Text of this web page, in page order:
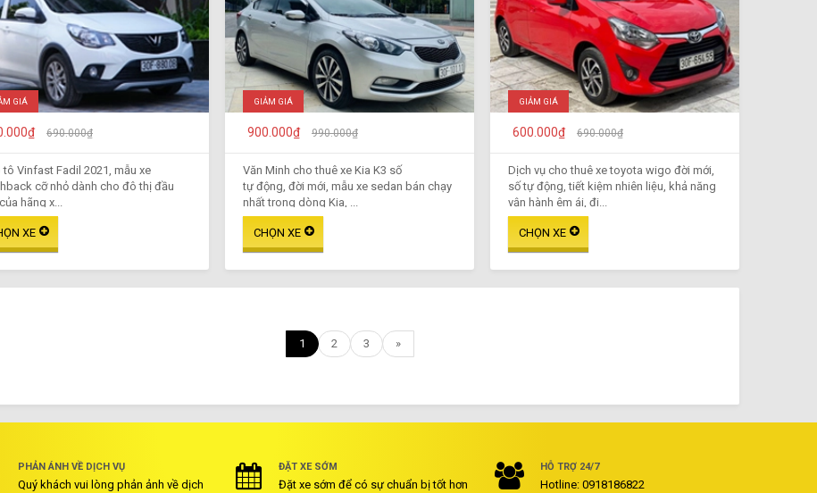
GIÁ
690.000₫
tô Vinfast Fadil 2021, mẫu xe
cỡ nhỏ dành cho đô thị đầu
hãng x...
GIẢM GIÁ
900.000₫ 990.000₫
Văn Minh cho thuê xe Kia K3 số
tự động, đời mới, mẫu xe sedan bán chạy
nhất trong dòng Kia, ...
GIẢM GIÁ
600.000₫ 690.000₫
Dịch vụ cho thuê xe toyota wigo đời mới,
số tự động, tiết kiệm nhiên liệu, khả năng
vận hành êm ái, đi...
1 2 3 »
PHẢN ÁNH VỀ DỊCH VỤ
Quý khách vui lòng phản ảnh về dịch
ĐẶT XE SỚM
Đặt xe sớm để có sự chuẩn bị tốt hơn
HỖ TRỢ 24/7
Hotline: 0918186822